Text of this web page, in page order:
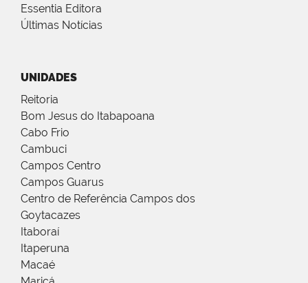
Essentia Editora
Últimas Notícias
UNIDADES
Reitoria
Bom Jesus do Itabapoana
Cabo Frio
Cambuci
Campos Centro
Campos Guarus
Centro de Referência Campos dos
Goytacazes
Itaboraí
Itaperuna
Macaé